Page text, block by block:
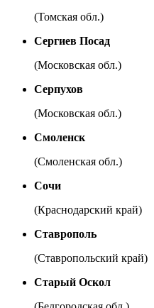
(Томская обл.)
Сергиев Посад
(Московская обл.)
Серпухов
(Московская обл.)
Смоленск
(Смоленская обл.)
Сочи
(Краснодарский край)
Ставрополь
(Ставропольский край)
Старый Оскол